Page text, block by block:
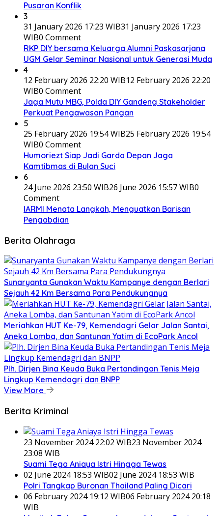
Pusaran Konflik
3
31 January 2026 17:23 WIB31 January 2026 17:23
WIB0 Comment
RKP DIY bersama Keluarga Alumni Paskasarjana
UGM Gelar Seminar Nasional untuk Generasi Muda
4
12 February 2026 22:20 WIB12 February 2026 22:20
WIB0 Comment
Jaga Mutu MBG, Polda DIY Gandeng Stakeholder
Perkuat Pengawasan Pangan
5
25 February 2026 19:54 WIB25 February 2026 19:54
WIB0 Comment
Humoriezt Siap Jadi Garda Depan Jaga
Kamtibmas di Bulan Suci
6
24 June 2026 23:50 WIB26 June 2026 15:57 WIB0
Comment
IARMI Menata Langkah, Menguatkan Barisan
Pengabdian
Berita Olahraga
Sunaryanta Gunakan Waktu Kampanye dengan Berlari
Sejauh 42 Km Bersama Para Pendukungnya
Meriahkan HUT Ke-79, Kemendagri Gelar Jalan Santai,
Aneka Lomba, dan Santunan Yatim di EcoPark Ancol
Plh. Dirjen Bina Keuda Buka Pertandingan Tenis Meja
Lingkup Kemendagri dan BNPP
View More
Berita Kriminal
23 November 2024 22:02 WIB23 November 2024
23:08 WIB
Suami Tega Aniaya Istri Hingga Tewas
02 June 2024 18:53 WIB02 June 2024 18:53 WIB
Polri Tangkap Buronan Thailand Paling Dicari
06 February 2024 19:12 WIB06 February 2024 20:18
WIB